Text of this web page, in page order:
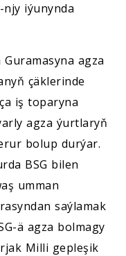
iýunynda
agza
çäklerinde
iş toparyna
agza ýurtlaryň
bolup durýar.
BSG bilen
umman
saýlamak
ä agza bolmagy
Milli gepleşik